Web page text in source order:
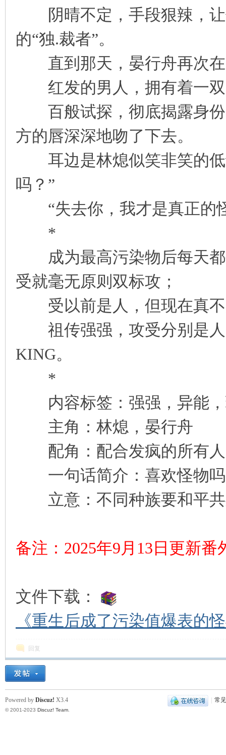
阴晴不定，手段狠辣，让
的“独.裁者”。
直到那天，晏行舟再次在
红发的男人，拥有着一双
百般试探，彻底揭露身份
方的唇深深地吻了下去。
耳边是林熄似笑非笑的低
吗？”
“失去你，我才是真正的
*
成为最高污染物后每天都
受就毫无原则双标攻；
受以前是人，但现在真不
祖传强强，攻受分别是人
KING。
*
内容标签：强强，异能，
主角：林熄，晏行舟
配角：配合发疯的所有人
一句话简介：喜欢怪物
立意：不同种族要和平共
备注：2025年9月13 日更新番
文件下载：
《重生后成了污染值爆表的
回复
常
Powered by Discuz! X3.4
© 2001-2023 Discuz! Team